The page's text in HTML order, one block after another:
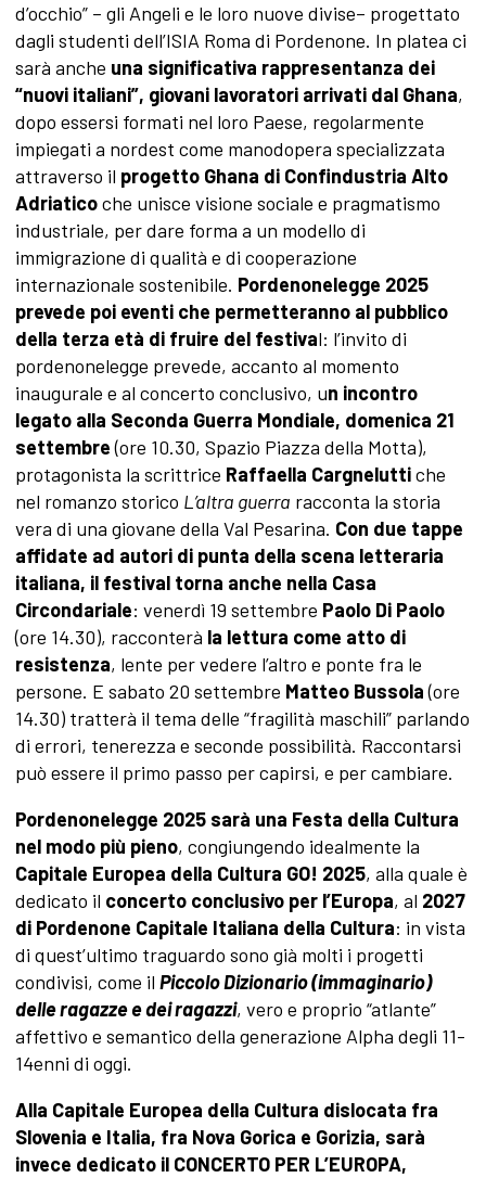
d’occhio” – gli Angeli e le loro nuove divise– progettato
dagli studenti dell’ISIA Roma di Pordenone. In platea ci
sarà anche una significativa rappresentanza dei
“nuovi italiani”, giovani lavoratori arrivati dal Ghana,
dopo essersi formati nel loro Paese, regolarmente
impiegati a nordest come manodopera specializzata
attraverso il progetto Ghana di Confindustria Alto
Adriaticoche unisce visione sociale e pragmatismo
industriale, per dare forma a un modello di
immigrazione di qualità e di cooperazione
internazionale sostenibile. Pordenonelegge 2025
prevede poi eventi che permetteranno al pubblico
della terza età di fruire del festival: l’invito di
pordenonelegge prevede, accanto al momento
inaugurale e al concerto conclusivo, un incontro
legato alla Seconda Guerra Mondiale, domenica 21
settembre(ore 10.30, Spazio Piazza della Motta),
protagonista la scrittrice Raffaella Cargneluttiche
nel romanzo storico L’altra guerra racconta la storia
vera di una giovane della Val Pesarina. Con due tappe
affidate ad autori di punta della scena letteraria
italiana, il festival torna anche nella Casa
Circondariale: venerdì 19 settembre Paolo Di Paolo
(ore 14.30), racconterà la lettura come atto di
resistenza, lente per vedere l’altro e ponte fra le
persone. E sabato 20 settembre Matteo Bussola(ore
14.30) tratterà il tema delle “fragilità maschili” parlando
di errori, tenerezza e seconde possibilità. Raccontarsi
può essere il primo passo per capirsi, e per cambiare.
Pordenonelegge 2025 sarà una Festa della Cultura
nel modo più pieno, congiungendo idealmente la
Capitale Europea della Cultura GO! 2025, alla quale è
dedicato il concerto conclusivo per l’Europa, al 2027
di Pordenone Capitale Italiana della Cultura: in vista
di quest’ultimo traguardo sono già molti i progetti
condivisi, come il Piccolo Dizionario (immaginario)
delle ragazze e dei ragazzi, vero e proprio “atlante”
affettivo e semantico della generazione Alpha degli 11-
14enni di oggi.
Alla Capitale Europea della Cultura dislocata fra
Slovenia e Italia, fra Nova Gorica e Gorizia, sarà
invece dedicato il CONCERTO PER L’EUROPA,